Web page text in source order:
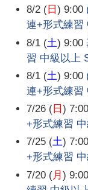
8/2 ( 日) 9:00
連+形式練習
8/1 (土) 9:00
習 中級以上
8/1 (土) 9:00
連+形式練習
7/26 ( 日) 7:00
+形式練習
7/25 (土) 7:00
+形式練習
7/20 (月) 9:00